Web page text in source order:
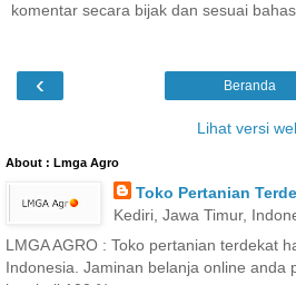
komentar secara bijak dan sesuai
‹ Beranda
Lihat versi
About : Lmga Agro
Toko Pertanian
Kediri, Jawa Timur,
LMGA AGRO : Toko pertanian terdekat
Indonesia. Jaminan belanja online anda